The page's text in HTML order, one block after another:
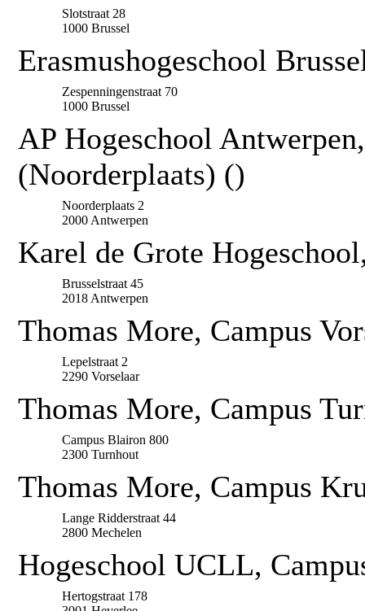
Slotstraat 28
1000 Brussel
Erasmushogeschool
Zespenningenstraat 70
1000 Brussel
AP Hogeschool
(Noorderplaats) ()
Noorderplaats 2
2000 Antwerpen
Karel de Grote
Brusselstraat 45
2018 Antwerpen
Thomas More, Campus
Lepelstraat 2
2290 Vorselaar
Thomas More, Campus
Campus Blairon 800
2300 Turnhout
Thomas More, Campus
Lange Ridderstraat 44
2800 Mechelen
Hogeschool UCLL,
Hertogstraat 178